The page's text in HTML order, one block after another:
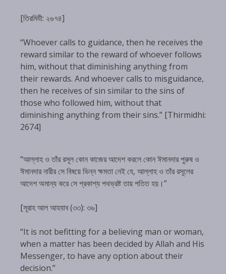
[তিরমিযী: ২৬৭৪]
“Whoever calls to guidance, then he receives the
reward similar to the reward of whoever follows
him, without that diminishing anything from
their rewards. And whoever calls to misguidance,
then he receives of sin similar to the sins of
those who followed him, without that
diminishing anything from their sins.” [Thirmidhi:
2674]
“আল্লাহ ও তাঁর রসূল কোন কাজের আদেশ করলে কোন ঈমানদার পুরুষ ও
ঈমানদার নারীর সে বিষয়ে ভিন্ন ক্ষমতা নেই যে, আল্লাহ ও তাঁর রসূলের
আদেশ অমান্য করে সে প্রকাশ্য পথভ্রষ্ট তায় পতিত হয়।”
[সূরাহ আল আহযাব (৩৩): ৩৬]
“It is not befitting for a believing man or woman,
when a matter has been decided by Allah and His
Messenger, to have any option about their
decision.”